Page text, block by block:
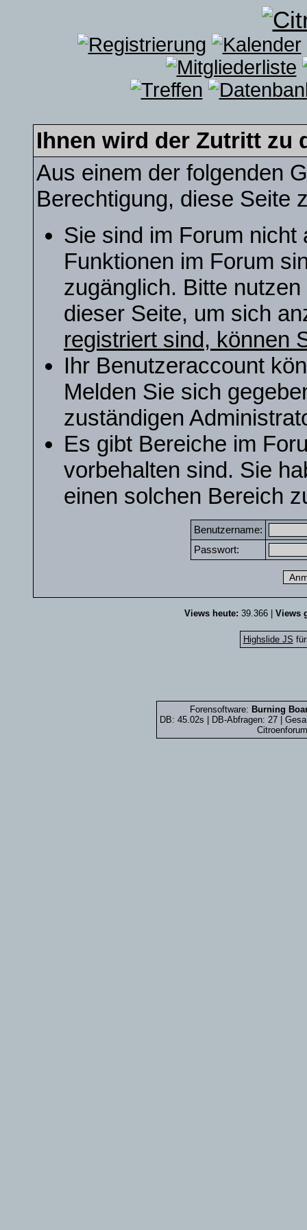
Ihnen wird der Zutritt zu
Aus einem der folgenden
Berechtigung, diese Seite
Sie sind im Forum nicht
Funktionen im Forum
zugänglich. Bitte
dieser Seite, um sich
registriert sind, können
Ihr Benutzeraccount
Melden Sie sich
zuständigen
Es gibt Bereiche im
vorbehalten sind. Sie
einen solchen Bereich
Benutzername:
Passwort:
Views heute: 39.366 | Views
Highslide JS
Forensoftware: Burning
DB: 45.02s | DB-Abfragen: 27 |